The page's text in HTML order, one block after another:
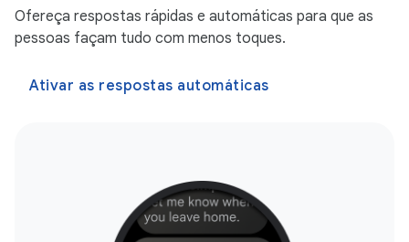
Ofereça respostas rápidas e automáticas para que as
pessoas façam tudo com menos toques.
Ativar as respostas automáticas